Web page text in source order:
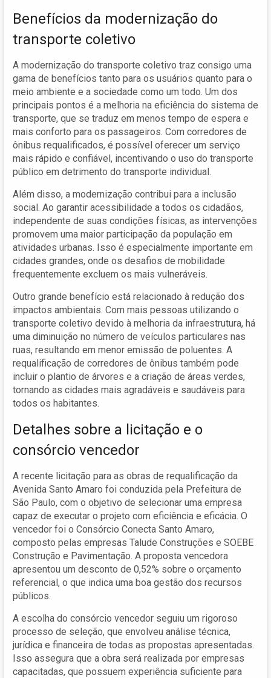
Benefícios da modernização do
transporte coletivo
A modernização do transporte coletivo traz consigo uma
gama de benefícios tanto para os usuários quanto para o
meio ambiente e a sociedade como um todo. Um dos
principais pontos é a melhoria na eficiência do sistema de
transporte, que se traduz em menos tempo de espera e
mais conforto para os passageiros. Com corredores de
ônibus requalificados, é possível oferecer um serviço
mais rápido e confiável, incentivando o uso do transporte
público em detrimento do transporte individual.
Além disso, a modernização contribui para a inclusão
social. Ao garantir acessibilidade a todos os cidadãos,
independente de suas condições físicas, as intervenções
promovem uma maior participação da população em
atividades urbanas. Isso é especialmente importante em
cidades grandes, onde os desafios de mobilidade
frequentemente excluem os mais vulneráveis.
Outro grande benefício está relacionado à redução dos
impactos ambientais. Com mais pessoas utilizando o
transporte coletivo devido à melhoria da infraestrutura, há
uma diminuição no número de veículos particulares nas
ruas, resultando em menor emissão de poluentes. A
requalificação de corredores de ônibus também pode
incluir o plantio de árvores e a criação de áreas verdes,
tornando as cidades mais agradáveis e saudáveis para
todos os habitantes.
Detalhes sobre a licitação e o
consórcio vencedor
A recente licitação para as obras de requalificação da
Avenida Santo Amaro foi conduzida pela Prefeitura de
São Paulo, com o objetivo de selecionar uma empresa
capaz de executar o projeto com eficiência e eficácia. O
vencedor foi o Consórcio Conecta Santo Amaro,
composto pelas empresas Talude Construções e SOEBE
Construção e Pavimentação. A proposta vencedora
apresentou um desconto de 0,52% sobre o orçamento
referencial, o que indica uma boa gestão dos recursos
públicos.
A escolha do consórcio vencedor seguiu um rigoroso
processo de seleção, que envolveu análise técnica,
jurídica e financeira de todas as propostas apresentadas.
Isso assegura que a obra será realizada por empresas
capacitadas, que possuem experiência suficiente para